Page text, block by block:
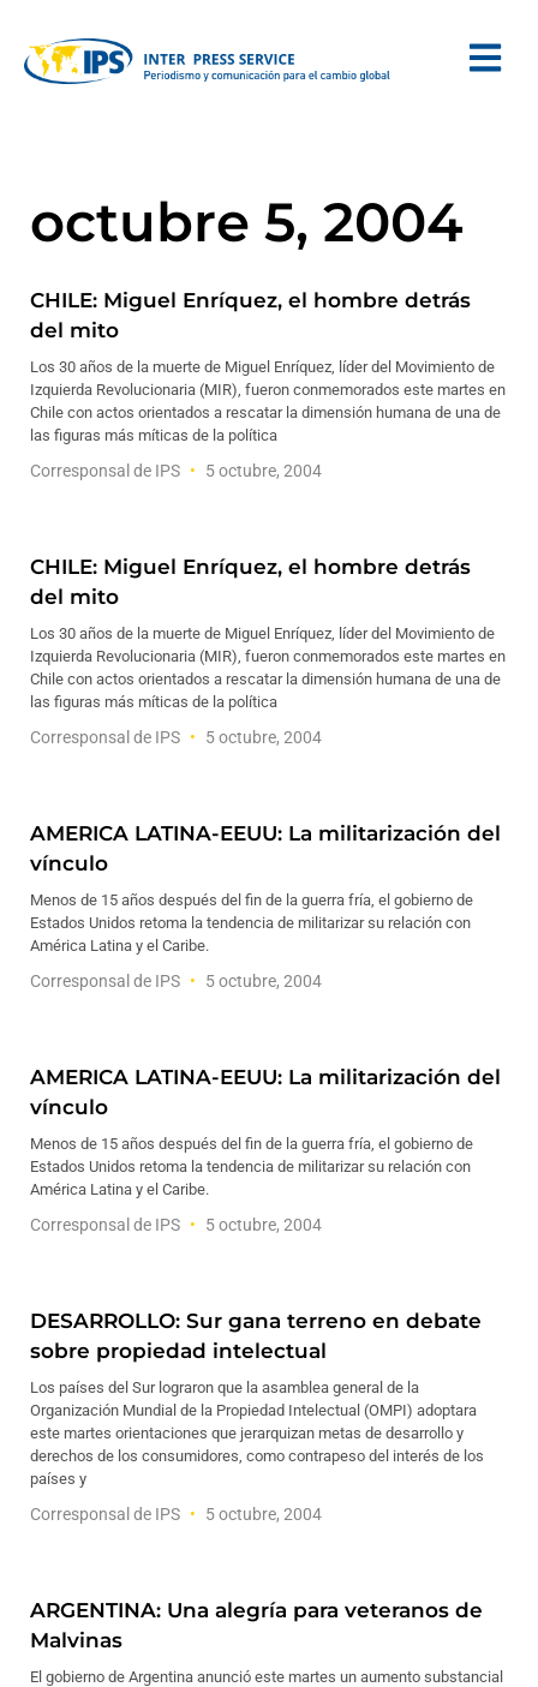
octubre 5, 2004
CHILE: Miguel Enríquez, el hombre detrás
del mito
Los 30 años de la muerte de Miguel Enríquez, líder del Movimiento de
Izquierda Revolucionaria (MIR), fueron conmemorados este martes en
Chile con actos orientados a rescatar la dimensión humana de una de
las figuras más míticas de la política
Corresponsal de IPS 5 octubre, 2004
CHILE: Miguel Enríquez, el hombre detrás
del mito
Los 30 años de la muerte de Miguel Enríquez, líder del Movimiento de
Izquierda Revolucionaria (MIR), fueron conmemorados este martes en
Chile con actos orientados a rescatar la dimensión humana de una de
las figuras más míticas de la política
Corresponsal de IPS 5 octubre, 2004
AMERICA LATINA-EEUU: La militarización del
vínculo
Menos de 15 años después del fin de la guerra fría, el gobierno de
Estados Unidos retoma la tendencia de militarizar su relación con
América Latina y el Caribe.
Corresponsal de IPS 5 octubre, 2004
AMERICA LATINA-EEUU: La militarización del
vínculo
Menos de 15 años después del fin de la guerra fría, el gobierno de
Estados Unidos retoma la tendencia de militarizar su relación con
América Latina y el Caribe.
Corresponsal de IPS 5 octubre, 2004
DESARROLLO: Sur gana terreno en debate
sobre propiedad intelectual
Los países del Sur lograron que la asamblea general de la
Organización Mundial de la Propiedad Intelectual (OMPI) adoptara
este martes orientaciones que jerarquizan metas de desarrollo y
derechos de los consumidores, como contrapeso del interés de los
países y
Corresponsal de IPS 5 octubre, 2004
ARGENTINA: Una alegría para veteranos de
Malvinas
El gobierno de Argentina anunció este martes un aumento substancial